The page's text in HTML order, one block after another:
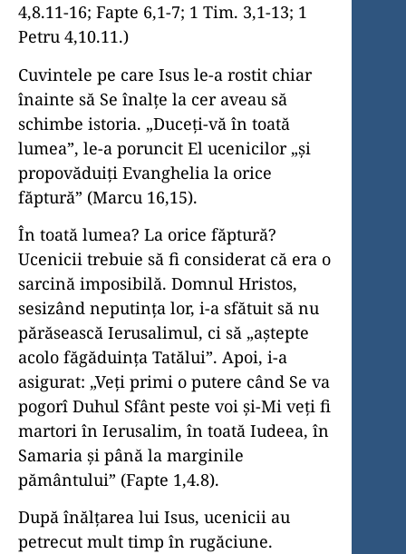
4,8.11-16; Fapte 6,1-7; 1 Tim. 3,1-13; 1
Petru 4,10.11.)
Cuvintele pe care Isus le-a rostit chiar
înainte să Se înalţe la cer aveau să
schimbe istoria. „Duceţi-vă în toată
lumea”, le-a poruncit El ucenicilor „şi
propovăduiţi Evanghelia la orice
făptură” (Marcu 16,15).
În toată lumea? La orice făptură?
Ucenicii trebuie să fi conside­rat că era o
sarcină imposibilă. Domnul Hristos,
sesizând neputinţa lor, i-a sfătuit să nu
părăsească Ierusalimul, ci să „aştepte
acolo făgăduinţa Tatălui”. Apoi, i-a
asigurat: „Veţi primi o putere când Se va
pogorî Duhul Sfânt peste voi şi-Mi veţi fi
martori în Ierusalim, în toată Iudeea, în
Samaria şi până la marginile
pământului” (Fapte 1,4.8).
După înălţarea lui Isus, ucenicii au
petrecut mult timp în ru­găciune.